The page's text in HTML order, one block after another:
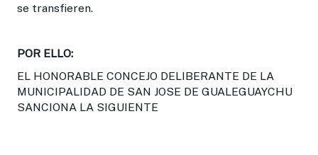
se transfieren.
POR ELLO:
EL HONORABLE CONCEJO DELIBERANTE DE LA
MUNICIPALIDAD DE SAN JOSE DE GUALEGUAYCHU
SANCIONA LA SIGUIENTE